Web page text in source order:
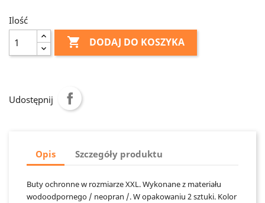
Ilość
 DODAJ DO KOSZYKA
Udostępnij
Opis Szczegóły produktu
Buty ochronne w rozmiarze XXL. Wykonane z materiału
wodoodpornego / neopran /. W opakowaniu 2 sztuki. Kolor